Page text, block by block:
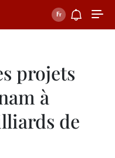
projets
à
de